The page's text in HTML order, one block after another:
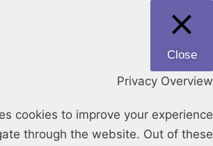
Close
Privacy Overview
cookies to improve your experience
through the website. Out of these